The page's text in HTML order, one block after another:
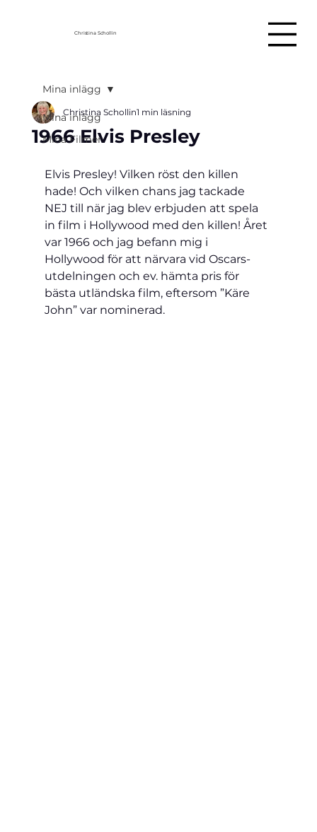
Christina Schollin
Mina inlägg
Mina Filmer
Mina inlägg
1966 Elvis Presley
Christina Schollin1 min läsning
Elvis Presley! Vilken röst den killen
hade! Och vilken chans jag tackade
NEJ till när jag blev erbjuden att spela
in film i Hollywood med den killen! Året
var 1966 och jag befann mig i
Hollywood för att närvara vid Oscars-
utdelningen och ev. hämta pris för
bästa utländska film, eftersom ”Käre
John” var nominerad.